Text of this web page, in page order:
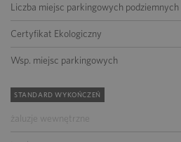
Liczba miejsc parkingowych podziemnych
Certyfikat Ekologiczny
Wsp. miejsc parkingowych
STANDARD WYKOŃCZEŃ
żaluzje wewnętrzne